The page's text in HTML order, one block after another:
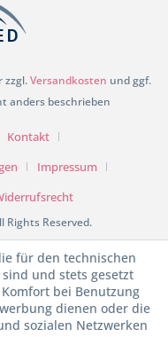
zzgl.Versandkosten und ggf.
anders beschrieben
Kontakt
Impressum
Rights Reserved.
für den technischen
und stets gesetzt
bei Benutzung
dienen oder die
sozialen Netzwerken